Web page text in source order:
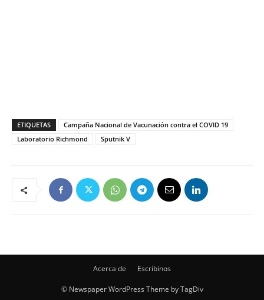
ETIQUETAS
Campaña Nacional de Vacunación contra el COVID 19
Laboratorio Richmond
Sputnik V
Acerca de Escribinos
© Newspaper WordPress Theme by TagDiv